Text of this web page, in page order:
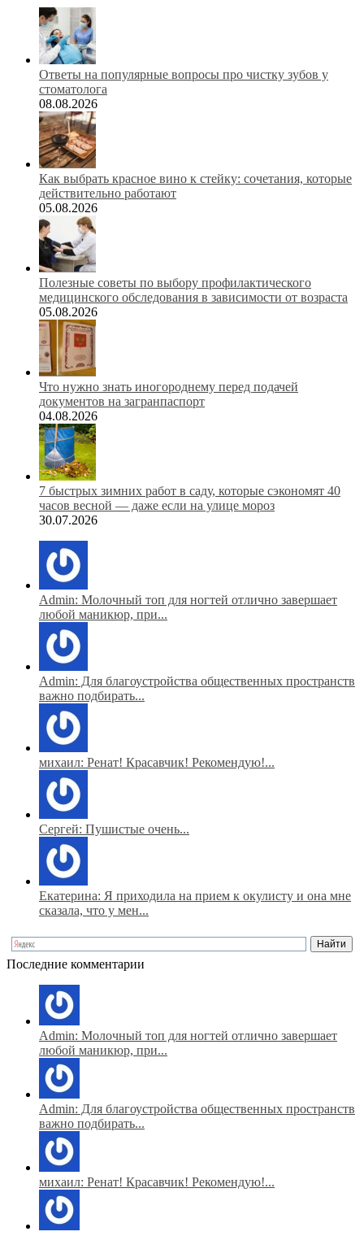
Ответы на популярные вопросы про чистку зубов у
стоматолога
08.08.2026
Как выбрать красное вино к стейку: сочетания, которые
действительно работают
05.08.2026
Полезные советы по выбору профилактического
медицинского обследования в зависимости от возраста
05.08.2026
Что нужно знать иногороднему перед подачей
документов на загранпаспорт
04.08.2026
7 быстрых зимних работ в саду, которые сэкономят 40
часов весной — даже если на улице мороз
30.07.2026
Admin: Молочный топ для ногтей отлично завершает
любой маникюр, при...
Admin: Для благоустройства общественных пространств
важно подбирать...
михаил: Ренат! Красавчик! Рекомендую!...
Сергей: Пушистые очень...
Екатерина: Я приходила на прием к окулисту и она мне
сказала, что у мен...
Последние комментарии
Admin: Молочный топ для ногтей отлично завершает
любой маникюр, при...
Admin: Для благоустройства общественных пространств
важно подбирать...
михаил: Ренат! Красавчик! Рекомендую!...